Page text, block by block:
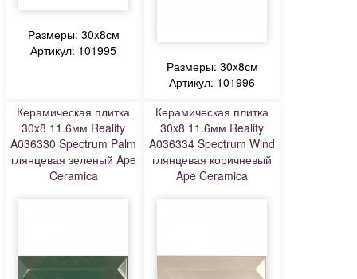
Размеры: 30x8см
Артикул: 101995
Размеры: 30x8см
Артикул: 101996
Керамическая плитка
30x8 11.6мм Reality
A036330 Spectrum Palm
глянцевая зеленый Ape
Ceramica
Керамическая плитка
30x8 11.6мм Reality
A036334 Spectrum Wind
глянцевая коричневый
Ape Ceramica